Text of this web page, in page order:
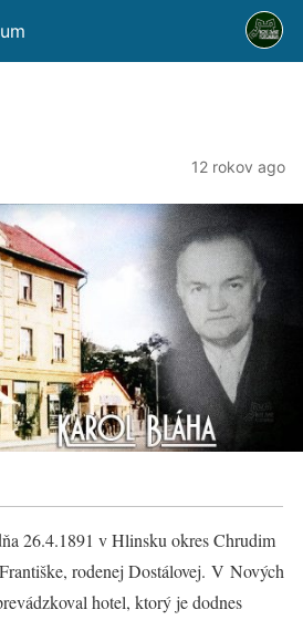
12 rokov ago
26.4.1891 v Hlinsku okres Chrudim
rodenej Dostálovej. V Nových
hotel, ktorý je dodnes